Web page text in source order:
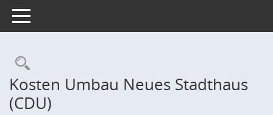
Toggle navigation
Rechercheauswahl
Kosten Umbau Neues Stadthaus
(CDU)